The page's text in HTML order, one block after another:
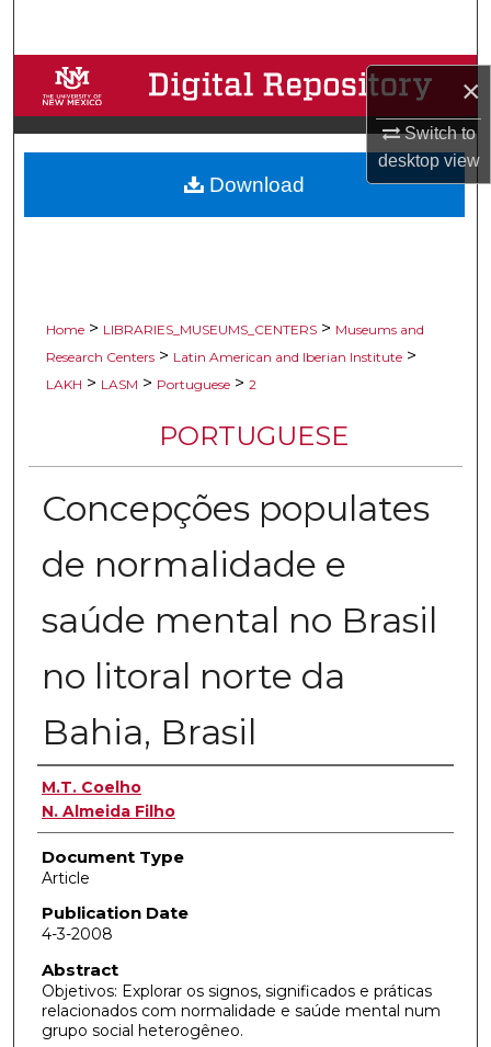
×
Switch to
desktopview
Browse Collections
My Account
About
Home > LIBRARIES_MUSEUMS_CENTERS > Museums and
Research Centers > Latin American and Iberian Institute >
LAKH > LASM > Portuguese > 2
PORTUGUESE
Concepções populates
de normalidade e
saúde mental no Brasil
no litoral norte da
Bahia, Brasil
Authors
M.T. Coelho
N. Almeida Filho
Document Type
Article
Publication Date
4-3-2008
Abstract
Objetivos: Explorar os signos, significados e práticas
relacionados com normalidade e saúde mental num
grupo social heterogêneo.
Download